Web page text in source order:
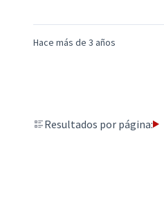
Hace más de 3 años
Resultados por página: